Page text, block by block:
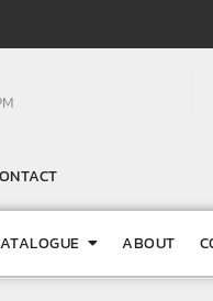
ABOUT